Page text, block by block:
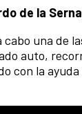
de la
una de
auto,
con la